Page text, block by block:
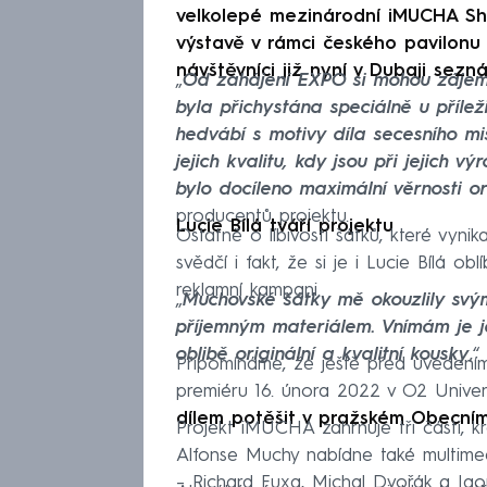
velkolepé mezinárodní iMUCHA
výstavě v rámci českého
návštěvníci již nyní v Dubaji
„Od zahájení EXPO si mohou
byla přichystána speciálně u
hedvábí s motivy díla secesního
jejich kvalitu, kdy jsou při jejich
bylo docíleno maximální věrnosti
producentů projektu.
Lucie Bílá tváří projektu
Ostatně o líbivosti šátků, které
svědčí i fakt, že si je i Lucie Bílá
reklamní kampani.
„Muchovské šátky mě okouzlily
příjemným materiálem. Vnímám je
oblibě originální a kvalitní kousky
Připomínáme, že ještě před
premiéru 16. února 2022 v O2
dílem potěšit v pražském
Projekt iMUCHA zahrnuje tři části,
Alfonse Muchy nabídne také
– Richard Fuxa, Michal Dvořák a